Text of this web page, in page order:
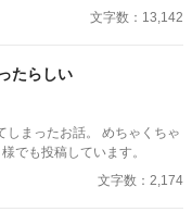
文字数：13,142
たらしい
話。 めちゃくちゃ
になろう様でも投稿しています。
文字数：2,174